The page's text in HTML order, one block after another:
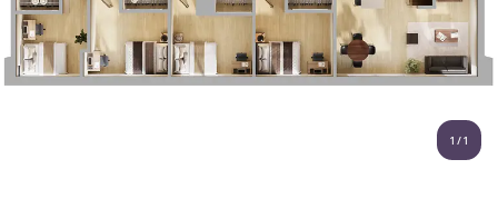
Italian French
1 /1